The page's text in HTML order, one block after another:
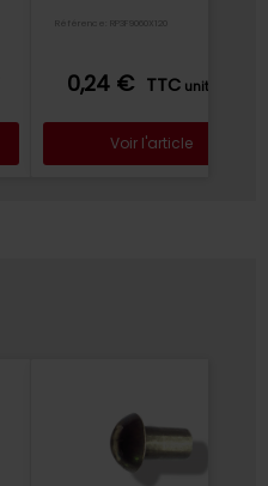
Référence: RP3F9060X120
0,24 € TTC unitaire
Voir l'article